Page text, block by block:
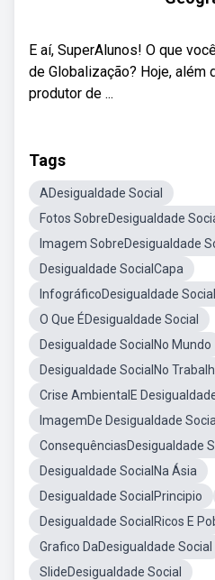
E aí, SuperAlunos! O que
de Globalização? Hoje, além
produtor de ...
Tags
ADesigualdade Social
Fotos SobreDesigualdade
Imagem SobreDesigualdade
Desigualdade SocialCapa
InfográficoDesigualdade Social
O Que ÉDesigualdade Social
Desigualdade SocialNo Mundo
Desigualdade SocialNo
Crise AmbientalE
ImagemDe Desigualdade Social
ConsequênciasDesigualdade
Desigualdade SocialNa Ásia
Desigualdade SocialPrincipio
Desigualdade SocialRicos E
Grafico DaDesigualdade Social
SlideDesigualdade Social